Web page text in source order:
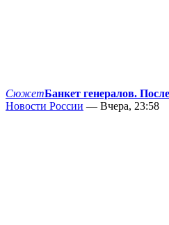
СюжетБанкет генералов.
Новости России — Вчера, 23:58